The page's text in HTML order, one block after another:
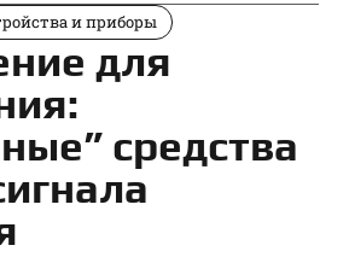
и приборы
для
средства